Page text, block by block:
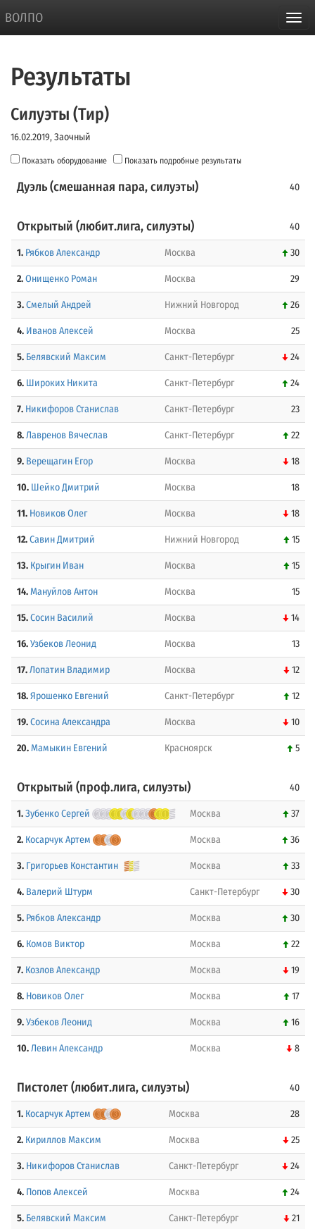
ВОЛПО
Результаты
Силуэты (Тир)
16.02.2019, Заочный
Показать оборудование Показать подробные результаты
Дуэль (смешанная пара, силуэты) 40
Открытый (любит.лига, силуэты) 40
1. Рябков Александр Москва 30
2.Онищенко Роман Москва 29
3.Смелый Андрей Нижний Новгород 26
4. Иванов Алексей Москва 25
5. Белявский Максим Санкт-Петербург 24
6. Широких Никита Санкт-Петербург 24
7. Никифоров Станислав Санкт-Петербург 23
8.Лавренов Вячеслав Санкт-Петербург 22
9. Верещагин Егор Москва 18
10. Шейко Дмитрий Москва 18
11. Новиков Олег Москва 18
12.Савин Дмитрий Нижний Новгород 15
13. Крыгин Иван Москва 15
14.Мануйлов Антон Москва 15
15.Сосин Василий Москва 14
16.Узбеков Леонид Москва 13
17.Лопатин Владимир Москва 12
18.Ярошенко Евгений Санкт-Петербург 12
19.Сосина Александра Москва 10
20.Мамыкин Евгений Красноярск 5
Открытый (проф.лига, силуэты) 40
1.Зубенко Сергей Москва 37
2. Косарчук Артем Москва 36
3. Григорьев Константин Москва 33
4. Валерий Штурм Санкт-Петербург 30
5. Рябков Александр Москва 30
6. Комов Виктор Москва 22
7. Козлов Александр Москва 19
8. Новиков Олег Москва 17
9.Узбеков Леонид Москва 16
10.Левин Александр Москва 8
Пистолет (любит.лига, силуэты) 40
1. Косарчук Артем Москва 28
2. Кириллов Максим Москва 25
3. Никифоров Станислав Санкт-Петербург 24
4. Попов Алексей Москва 24
5. Белявский Максим Санкт-Петербург 21